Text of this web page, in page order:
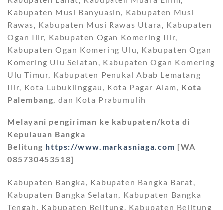
Kabupaten Musi Banyuasin, Kabupaten Musi
Rawas, Kabupaten Musi Rawas Utara, Kabupaten
Ogan Ilir, Kabupaten Ogan Komering Ilir,
Kabupaten Ogan Komering Ulu, Kabupaten Ogan
Komering Ulu Selatan, Kabupaten Ogan Komering
Ulu Timur, Kabupaten Penukal Abab Lematang
Ilir, Kota Lubuklinggau, Kota Pagar Alam, Kota
Palembang , dan Kota Prabumulih
Melayani pengiriman ke kabupaten/kota di
Kepulauan Bangka
Belitung https://www.markasniaga.com [WA
085730453518]
Kabupaten Bangka, Kabupaten Bangka Barat,
Kabupaten Bangka Selatan, Kabupaten Bangka
Tengah, Kabupaten Belitung, Kabupaten Belitung